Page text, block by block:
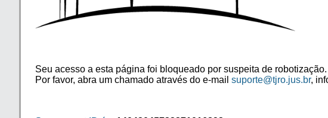
Seu acesso a esta página foi bloqueado por suspeita de robotização.
Por favor, abra um chamado através do e-mail suporte@tjro.jus.br,